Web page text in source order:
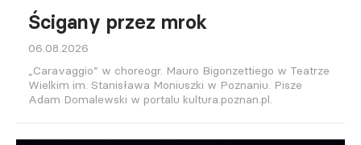
Ścigany przez mrok
06.08.2026
„Caravaggio” w choreogr. Mauro Bigonzettiego w Teatrze
Wielkim im. Stanisława Moniuszki w Poznaniu. Pisze
Adam Domalewski w portalu kultura.poznan.pl.